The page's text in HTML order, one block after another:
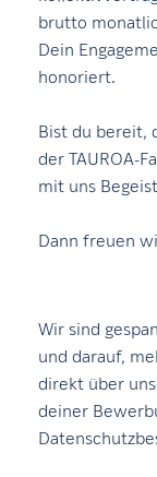
brutto
Dein
honoriert.
Bist du bereit,
der TAUROA-
mit uns
Dann freuen
Wir sind
und darauf,
direkt über
deiner